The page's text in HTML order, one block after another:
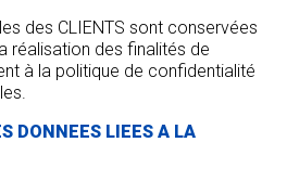
des CLIENTS sont conservées
réalisation des finalités de
à la politique de confidentialité
DONNEES LIEES A LA